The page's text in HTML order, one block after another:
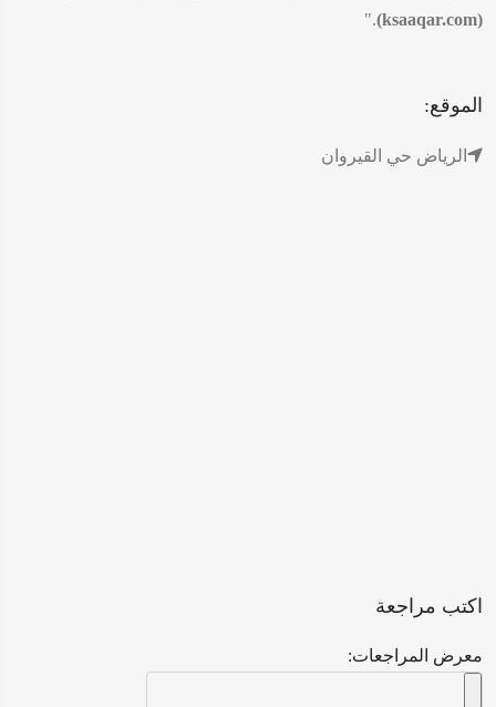
(ksaaqar.com)
."
الموقع:
الرياض حي القيروان
اكتب مراجعة
معرض المراجعات: